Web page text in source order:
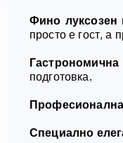
Фино луксозен
просто е гост, а
Гастрономична
подготовка.
Специално